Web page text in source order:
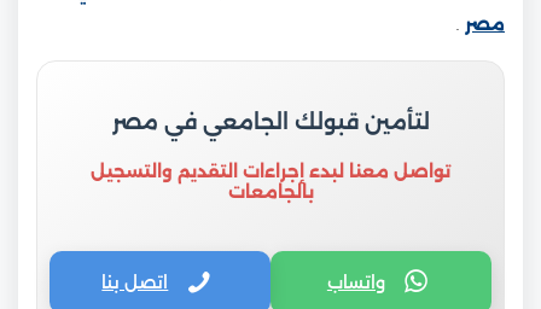
مصر
لتأمين قبولك الجامعي في مصر
تواصل معنا لبدء إجراءات التقديم والتسجيل
بالجامعات
واتساب اتصل بنا